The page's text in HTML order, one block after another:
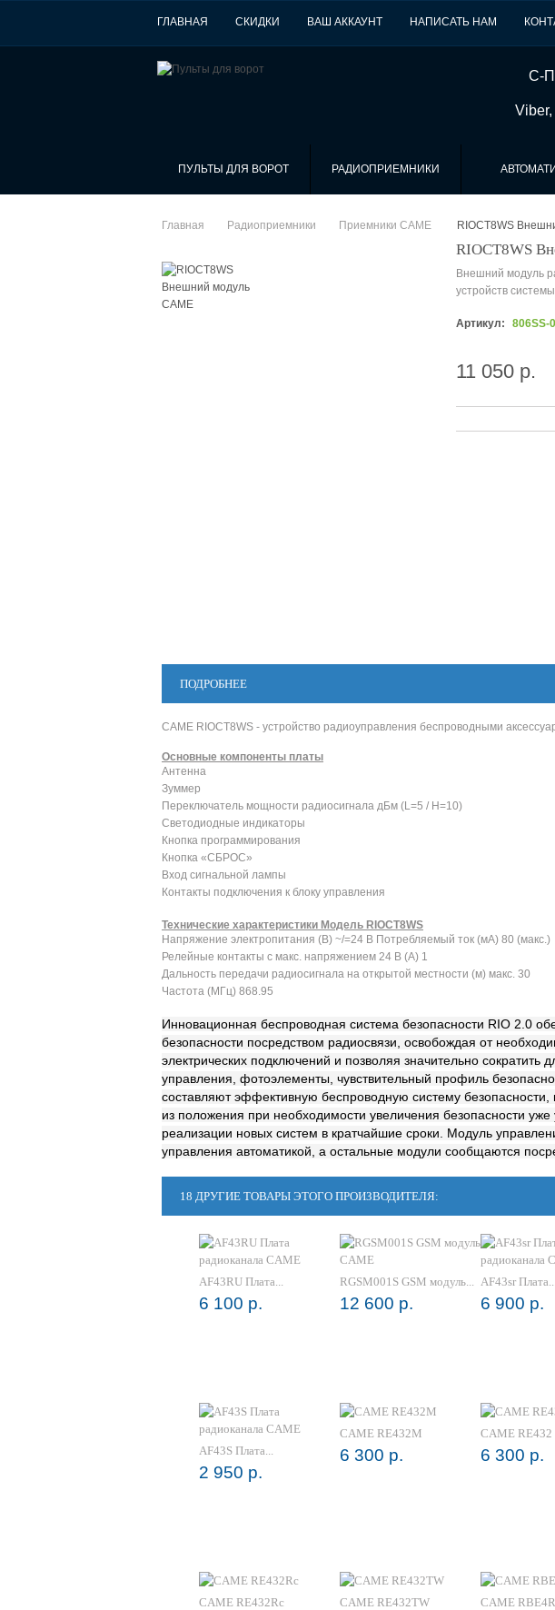
ГЛАВНАЯ СКИДКИ ВАШ АККАУНТ НАПИСАТЬ НАМ
ПУЛЬТЫ ДЛЯ ВОРОТ РАДИОПРИЕМНИКИ
Главная
Радиоприемники
Приемники CAME
RIOCT8WS
RIOCT8WS
Внешний модуль
устройств
Артикул: 806SS-
11 050 р.
ПОДРОБНЕЕ
CAME RIOCT8WS - устройство радиоуправления беспроводными
Основные компоненты платы
Антенна
Зуммер
Переключатель мощности радиосигнала дБм (L=5 / H=10)
Светодиодные индикаторы
Кнопка программирования
Кнопка «СБРОС»
Вход сигнальной лампы
Контакты подключения к блоку управления
Технические характеристики Модель RIOCT8WS
Напряжение электропитания (В) ~/=24 В Потребляемый ток (мA) 80 (макс.)
Релейные контакты с макс. напряжением 24 В (А) 1
Дальность передачи радиосигнала на открытой местности (м) макс. 30
Частота (МГц) 868.95
Инновационная беспроводная система безопасности RIO 2.0
безопасности посредством радиосвязи, освобождая от
электрических подключений и позволяя значительно сократить
управления, фотоэлементы, чувствительный профиль
составляют эффективную беспроводную систему
из положения при необходимости увеличения безопасности уже
реализации новых систем в кратчайшие сроки. Модуль
управления автоматикой, а остальные модули сообщаются
18 ДРУГИЕ ТОВАРЫ ЭТОГО ПРОИЗВОДИТЕЛЯ:
AF43RU Плата...
6 100 р.
RGSM001S GSM модуль...
12 600 р.
AF43sr Плата...
6 900 р.
AF43S Плата...
2 950 р.
CAME RE432M
6 300 р.
CAME RE432
6 300 р.
CAME RE432Rc CAME RE432TW CAME